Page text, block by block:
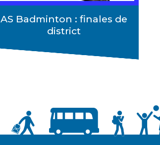
AS Badminton : finales de
district